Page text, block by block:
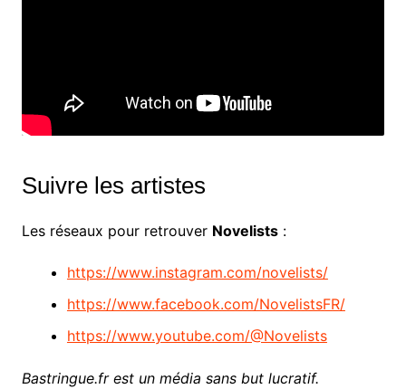
Suivre les artistes
Les réseaux pour retrouver Novelists:
https://www.instagram.com/novelists/
https://www.facebook.com/NovelistsFR/
https://www.youtube.com/@Novelists
Bastringue.fr est un média sans but lucratif.